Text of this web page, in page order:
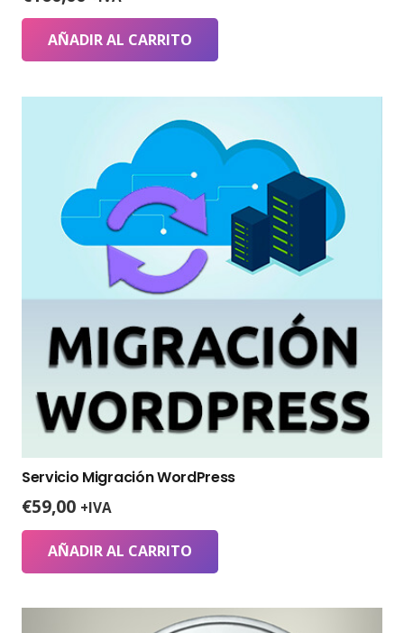
AÑADIR AL CARRITO
Servicio Migración WordPress
€59,00 +IVA
AÑADIR AL CARRITO